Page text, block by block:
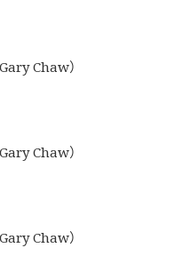
Chaw）
Chaw）
Chaw）